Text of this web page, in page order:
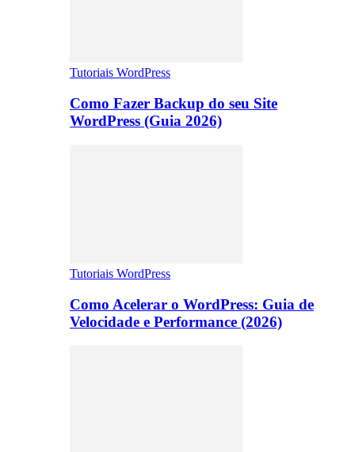
Tutoriais WordPress
Como Fazer Backup do seu Site
WordPress (Guia 2026)
Tutoriais WordPress
Como Acelerar o WordPress: Guia de
Velocidade e Performance (2026)